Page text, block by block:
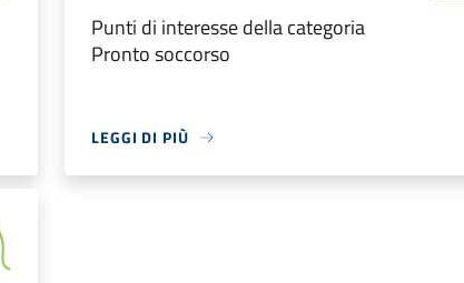
Punti di interesse della categoria
Pronto soccorso
LEGGI DI PIÙ